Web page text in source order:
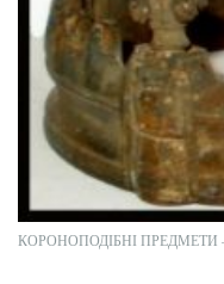
Контакти
Рекламні прайси
Підтримати «місцевих»
Редакційна політика
КОРОНОПОДІБНІ ПРЕДМЕТИ